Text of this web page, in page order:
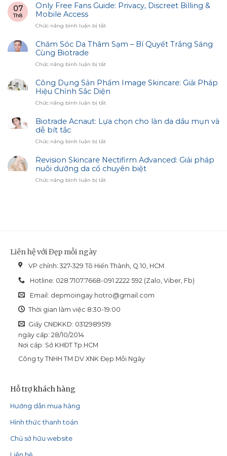
07
Th8
Only Free Fans Guide: Privacy, Discreet Billing &
Mobile Access
Chức năng bình luận bị tắtở
Free
Privacy,
Billing
&
Access
Chăm Sóc Da Thâm Sạm – Bí Quyết Trắng Sáng
Cùng Biotrade
Chức năng bình luận bị tắtở
Sóc
Thâm
Sạm
Bí
Sáng
Biotrade
Công Dụng Sản Phẩm Image Skincare: Giải Pháp
Hiệu Chỉnh Sắc Diện
Chức năng bình luận bị tắtở
Dụng
Sản
Image
Giải
Pháp
Chỉnh
Biotrade Acnaut: Lựa chọn cho làn da dầu mụn và
dễ bít tắc
Chức năng bình luận bị tắtở
Acnaut:
Lựa
chọn
cho
Revision Skincare Nectifirm Advanced: Giải pháp
nuôi dưỡng da cổ chuyên biệt
Chức năng bình luận bị tắtở
chuyên
biệt
Liên hệ với Đẹp mỗi ngày
VP chính: 327-329 Tô Hiến Thành, Q.10, HCM.
Hotline: 028.7107.7668-091 2222 592 (Zalo, Viber, Fb)
Email: depmoingay.hotro@gmail.com
Thời gian làm việc 8:30-19:00
Giấy CNĐKKD: 0312989519
ngày cấp: 28/10/2014
Nơi cấp: Sở KHĐT Tp.HCM
Công ty TNHH TM DV XNK Đẹp Mỗi Ngày
Hỗ trợ khách hàng
Hướng dẫn mua hàng
Hình thức thanh toán
Chủ sở hữu website